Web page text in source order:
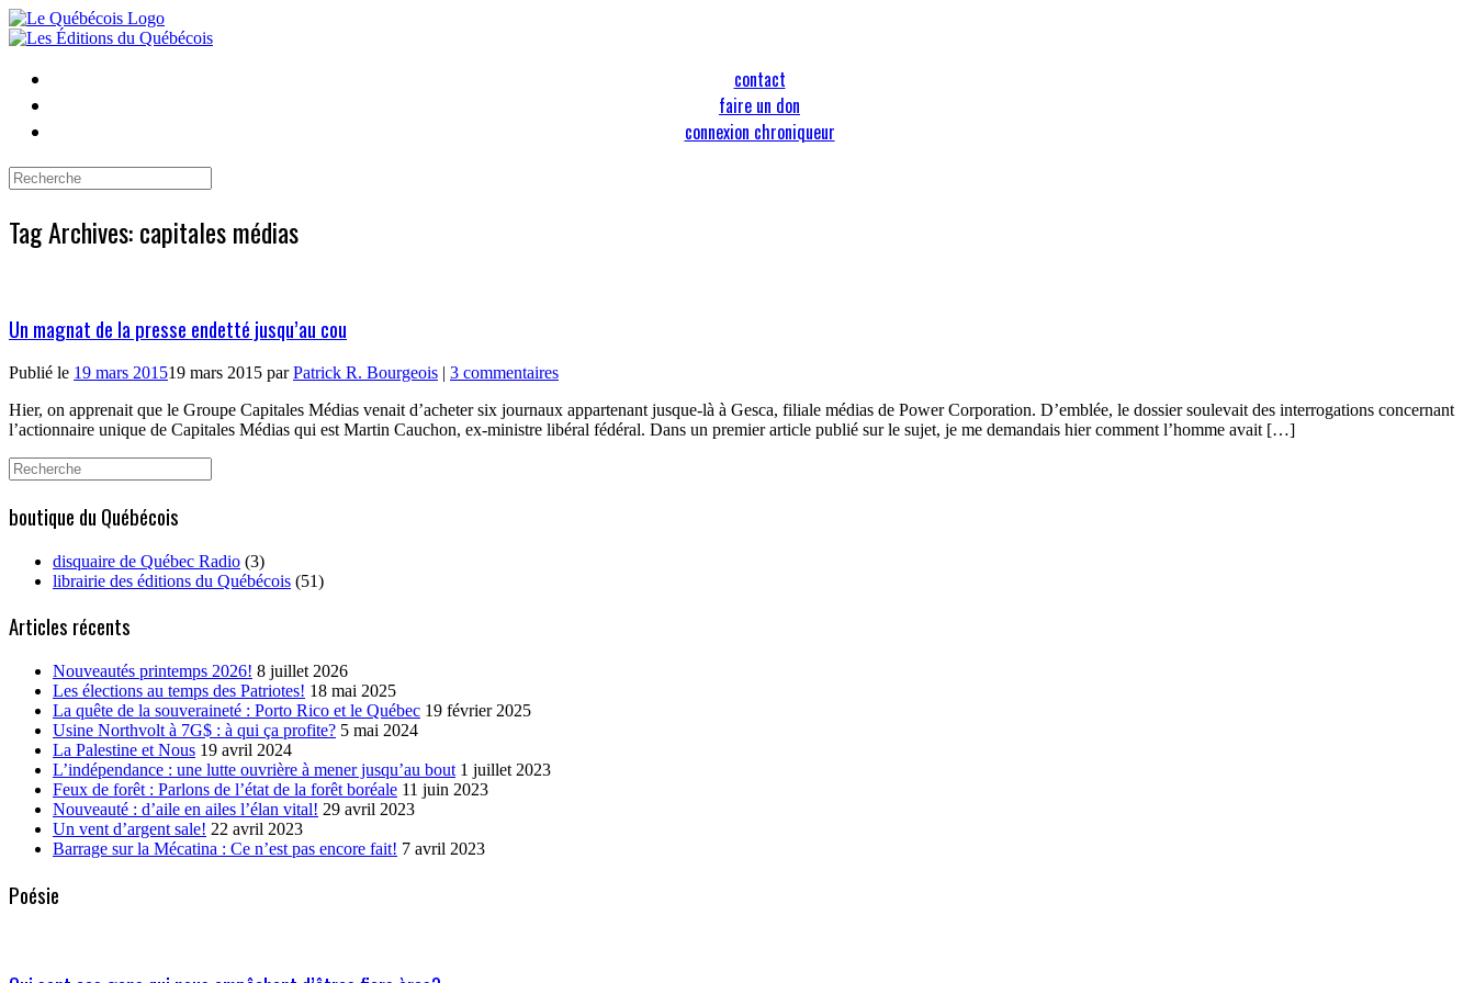
Skip
to
contact
faire un don
connexion chroniqueur
Search
Tag Archives:capitales médias
Un magnat de la presse endetté jusqu’au cou
Publié le 19 mars 201519 mars 2015 parPatrick R. Bourgeois | 3 commentaires
Hier, on apprenait que le Groupe Capitales Médias venait d’acheter six journaux appartenant jusque-là à Gesca, filiale médias de Power Corporation. D’emblée, le dossier soulevait des interrogations concernant
l’actionnaire unique de Capitales Médias qui est Martin Cauchon, ex-ministre libéral fédéral. Dans un premier article publié sur le sujet, je me demandais hier comment l’homme avait […]
Search
for:
boutique du Québécois
disquaire de Québec Radio (3)
librairie des éditions du Québécois (51)
Articles récents
Nouveautés printemps 2026! 8 juillet 2026
Les élections au temps des Patriotes! 18 mai 2025
La quête de la souveraineté : Porto Rico et le Québec 19 février 2025
Usine Northvolt à 7G$ : à qui ça profite? 5 mai 2024
La Palestine et Nous 19 avril 2024
L’indépendance : une lutte ouvrière à mener jusqu’au bout 1 juillet 2023
Feux de forêt : Parlons de l’état de la forêt boréale 11 juin 2023
Nouveauté : d’aile en ailes l’élan vital! 29 avril 2023
Un vent d’argent sale! 22 avril 2023
Barrage sur la Mécatina : Ce n’est pas encore fait! 7 avril 2023
Poésie